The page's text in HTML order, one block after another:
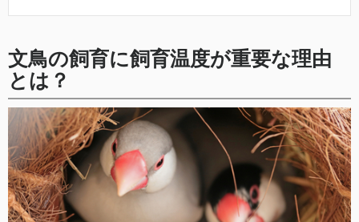
文鳥の飼育に飼育温度が重要な理由
とは？